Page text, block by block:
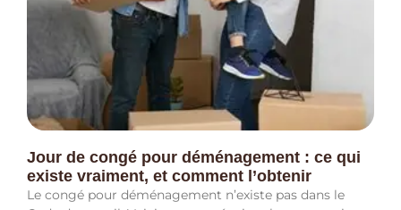
Jour de congé pour déménagement : ce qui
existe vraiment, et comment l’obtenir
Le congé pour déménagement n’existe pas dans le